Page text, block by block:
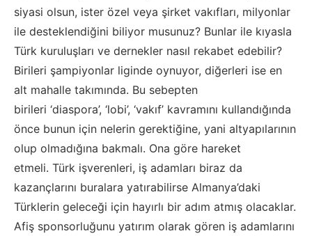
siyasi olsun, ister özel veya şirket vakıfları, milyonlar
ile desteklendiğini biliyor musunuz? Bunlar ile kıyasla
Türk kuruluşları ve dernekler nasıl rekabet edebilir?
Birileri şampiyonlar liginde oynuyor, diğerleri ise en
alt mahalle takımında. Bu sebepten
birileri ‘diaspora’, ‘lobi’, ‘vakıf’ kavramını kullandığında
önce bunun için nelerin gerektiğine, yani altyapılarının
olup olmadığına bakmalı. Ona göre hareket
etmeli. Türk işverenleri, iş adamları biraz da
kazançlarını buralara yatırabilirse Almanya’daki
Türklerin geleceği için hayırlı bir adım atmış olacaklar.
Afiş sponsorluğunu yatırım olarak gören iş adamlarını